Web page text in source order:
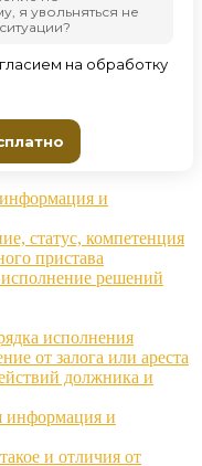
и
статус, компетенция
пристава
решений
исполнения
от залога или ареста
должника и
информация и
и отличия от